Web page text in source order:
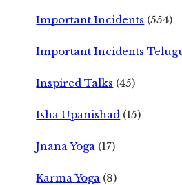
Important Incidents (554)
Important Incidents
Inspired Talks (45)
Isha Upanishad (15)
Jnana Yoga (17)
Karma Yoga (8)